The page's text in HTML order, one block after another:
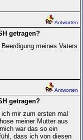
Antworten
getragen?
meines Vaters
Antworten
getragen?
mir zum ersten mal
meiner Mutter aus
war das so ein
dass ich von diesen